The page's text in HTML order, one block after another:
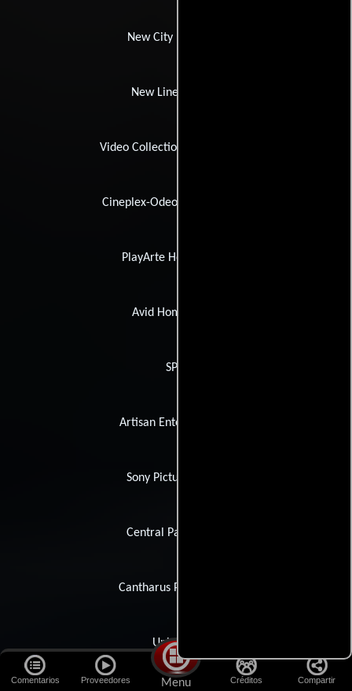
Comentarios Proveedores Menu Créditos Compartir
New City Releasing
New Line Cinema
Video Collection International
Cineplex-Odeon Home Video
PlayArte Home Vídeo
Avid Home Video
SPO
Artisan Entertainment
Sony Pictures Video
Central Partnership
Cantharus Productions
Universal